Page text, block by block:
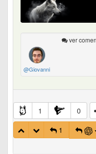
ver
@Giovanni
1
0
1